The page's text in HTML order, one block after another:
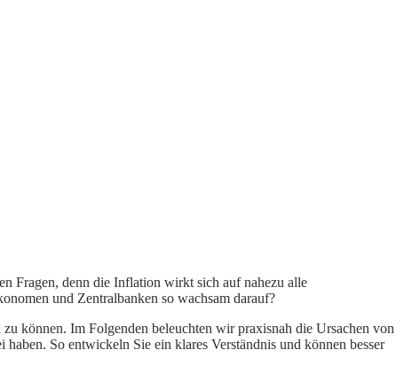
Fragen, denn die Inflation wirkt sich auf nahezu alle
und Zentralbanken so wachsam darauf?
können. Im Folgenden beleuchten wir praxisnah die Ursachen von
So entwickeln Sie ein klares Verständnis und können besser